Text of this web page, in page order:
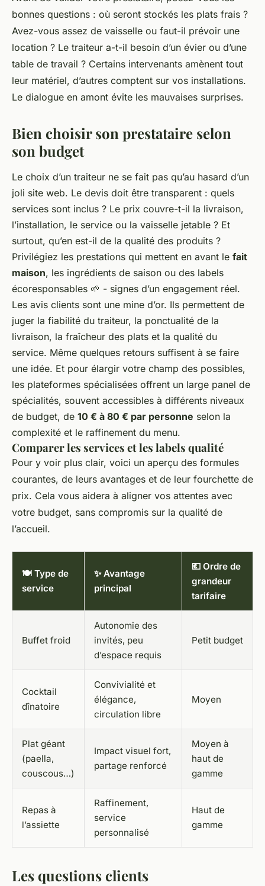
bonnes questions : où seront stockés les plats frais ?
Avez-vous assez de vaisselle ou faut-il prévoir une
location ? Le traiteur a-t-il besoin d’un évier ou d’une
table de travail ? Certains intervenants amènent tout
leur matériel, d’autres comptent sur vos installations.
Le dialogue en amont évite les mauvaises surprises.
Bien choisir son prestataire selon
son budget
Le choix d’un traiteur ne se fait pas qu’au hasard d’un
joli site web. Le devis doit être transparent : quels
services sont inclus ? Le prix couvre-t-il la livraison,
l’installation, le service ou la vaisselle jetable ? Et
surtout, qu’en est-il de la qualité des produits ?
Privilégiez les prestations qui mettent en avant le fait
maison, les ingrédients de saison ou des labels
écoresponsables 🌱 - signes d’un engagement réel.
Les avis clients sont une mine d’or. Ils permettent de
juger la fiabilité du traiteur, la ponctualité de la
livraison, la fraîcheur des plats et la qualité du
service. Même quelques retours suffisent à se faire
une idée. Et pour élargir votre champ des possibles,
les plateformes spécialisées offrent un large panel de
spécialités, souvent accessibles à différents niveaux
de budget, de 10 € à 80 € par personne selon la
complexité et le raffinement du menu.
Comparer les services et les labels qualité
Pour y voir plus clair, voici un aperçu des formules
courantes, de leurs avantages et de leur fourchette de
prix. Cela vous aidera à aligner vos attentes avec
votre budget, sans compromis sur la qualité de
l’accueil.
🍽️ Type de
service
✨ Avantage
principal
💶 Ordre de
grandeur
tarifaire
Buffet froid
Autonomie des
invités, peu
d’espace requis
Petit budget
Cocktail
dînatoire
Convivialité et
élégance,
circulation libre
Moyen
Plat géant
(paella,
couscous…)
Impact visuel fort,
partage renforcé
Moyen à
haut de
gamme
Repas à
l’assiette
Raffinement,
service
personnalisé
Haut de
gamme
Les questions clients